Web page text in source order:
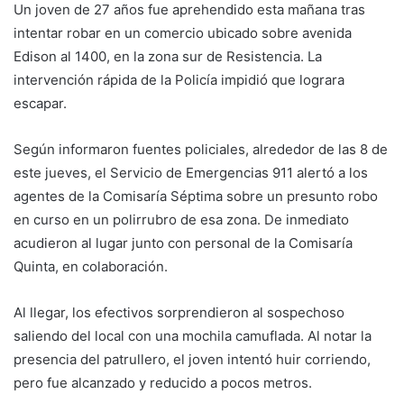
Un joven de 27 años fue aprehendido esta mañana tras
intentar robar en un comercio ubicado sobre avenida
Edison al 1400, en la zona sur de Resistencia. La
intervención rápida de la Policía impidió que lograra
escapar.
Según informaron fuentes policiales, alrededor de las 8 de
este jueves, el Servicio de Emergencias 911 alertó a los
agentes de la Comisaría Séptima sobre un presunto robo
en curso en un polirrubro de esa zona. De inmediato
acudieron al lugar junto con personal de la Comisaría
Quinta, en colaboración.
Al llegar, los efectivos sorprendieron al sospechoso
saliendo del local con una mochila camuflada. Al notar la
presencia del patrullero, el joven intentó huir corriendo,
pero fue alcanzado y reducido a pocos metros.